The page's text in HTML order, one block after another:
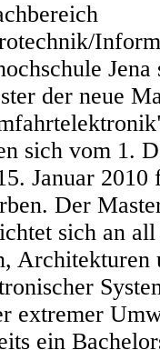
der neue
sich vom 1.
Januar 2010
Der
sich an
Architekturen
extremer
ein